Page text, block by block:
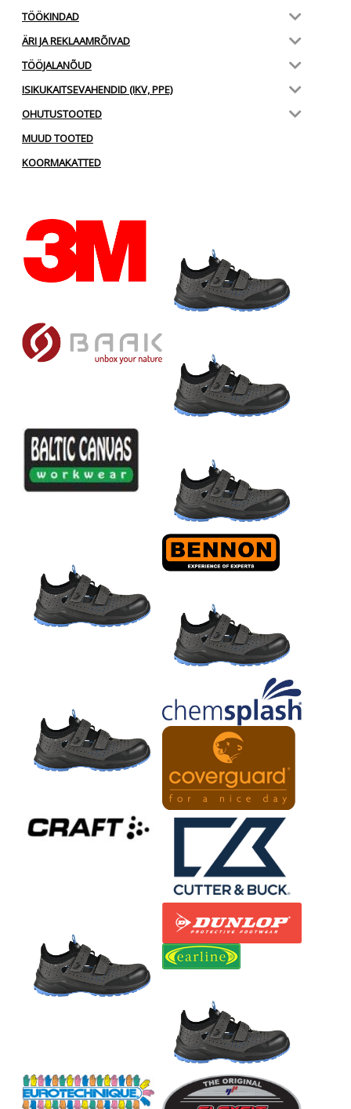
TÖÖKINDAD
ÄRI JA REKLAAMRÕIVAD
TÖÖJALANÕUD
ISIKUKAITSEVAHENDID (IKV, PPE)
OHUTUSTOOTED
MUUD TOOTED
KOORMAKATTED